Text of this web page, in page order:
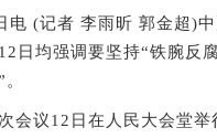
电 (记者 李雨昕 郭金超)
日均强调要坚持“铁腕反
议12日在人民大会堂举